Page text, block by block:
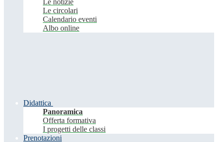
Le notizie
Le circolari
Calendario eventi
Albo online
Didattica
Panoramica
Offerta formativa
I progetti delle classi
Prenotazioni